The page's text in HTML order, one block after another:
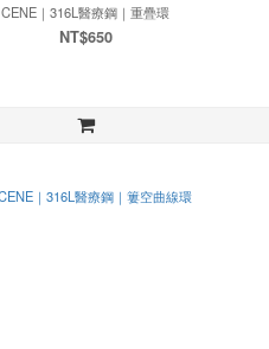
CENE｜316L醫療鋼｜重疊環
NT$650